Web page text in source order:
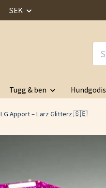
SEK
Tugg & ben Hundgodis
LG Apport – Larz Glitterz 🇸🇪